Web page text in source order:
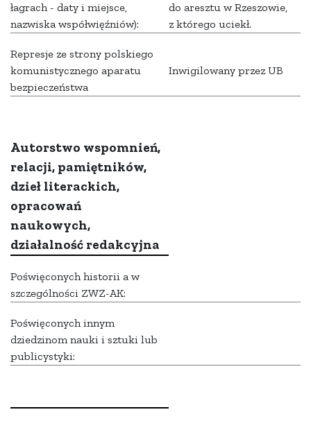
łagrach - daty i miejsce,
nazwiska współwięźniów):
do aresztu w Rzeszowie,
z którego uciekł.
Represje ze strony polskiego
komunistycznego aparatu
bezpieczeństwa
Inwigilowany przez UB
Autorstwo wspomnień,
relacji, pamiętników,
dzieł literackich,
opracowań
naukowych,
działalność redakcyjna
Poświęconych historii a w
szczególności ZWZ-AK:
Poświęconych innym
dziedzinom nauki i sztuki lub
publicystyki: